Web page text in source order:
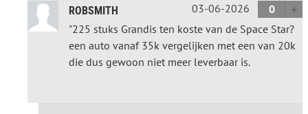
ROBSMITH 03-06-2026
0
"225 stuks Grandis ten koste van de Space Star?
een auto vanaf 35k vergelijken met een van 20k
die dus gewoon niet meer leverbaar is.